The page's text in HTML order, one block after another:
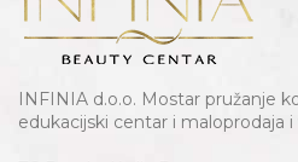
INFINIA d.o.o. Mostar pružanje
edukacijski centar i maloprodaja i